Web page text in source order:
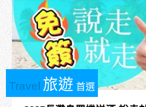
Travel 旅遊 首選